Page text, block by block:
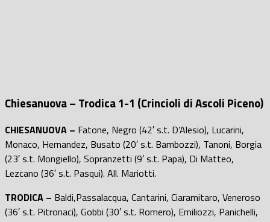
Chiesanuova – Trodica 1-1 (Crincioli di Ascoli Piceno)
CHIESANUOVA – Fatone, Negro (42′ s.t. D’Alesio), Lucarini,
Monaco, Hernandez, Busato (20′ s.t. Bambozzi), Tanoni, Borgia
(23′ s.t. Mongiello), Sopranzetti (9′ s.t. Papa), Di Matteo,
Lezcano (36′ s.t. Pasqui). All. Mariotti.
TRODICA – Baldi,Passalacqua, Cantarini, Ciaramitaro, Veneroso
(36′ s.t. Pitronaci), Gobbi (30′ s.t. Romero), Emiliozzi, Panichelli,